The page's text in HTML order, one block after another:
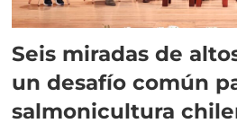
Seis miradas de
un desafío común
salmonicultura